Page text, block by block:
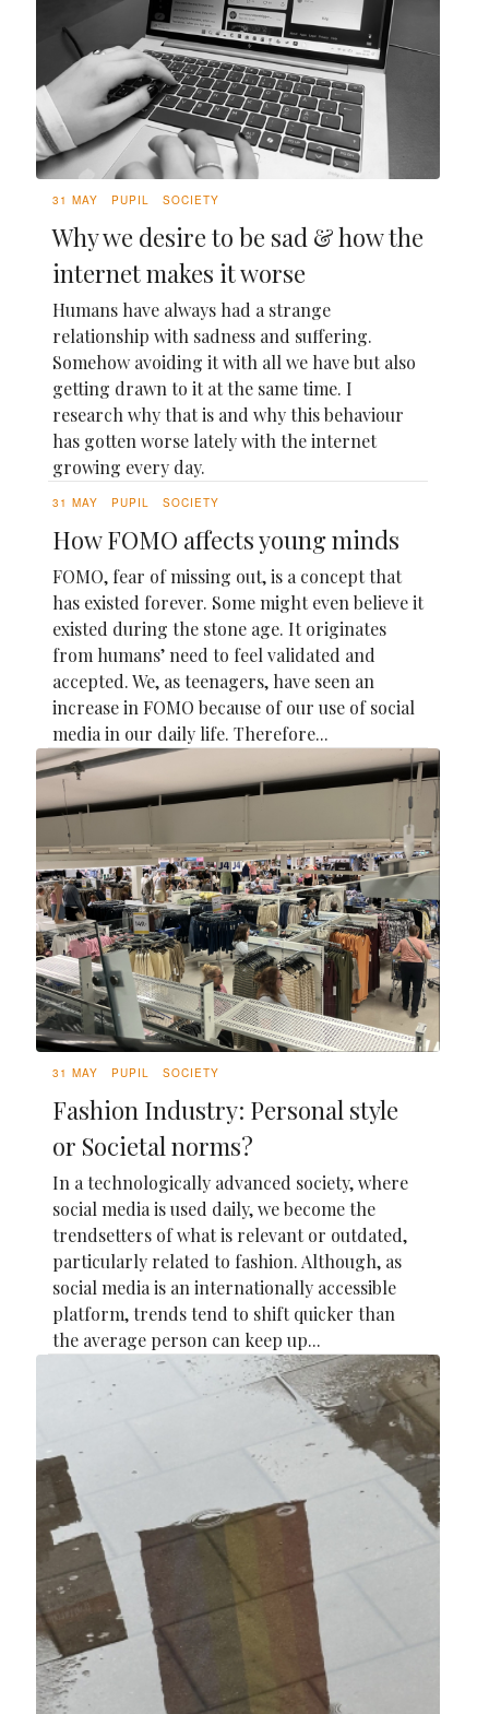
31 MAY PUPIL SOCIETY
Why we desire to be sad & how the
internet makes it worse
Humans have always had a strange
relationship with sadness and suffering.
Somehow avoiding it with all we have but also
getting drawn to it at the same time. I
research why that is and why this behaviour
has gotten worse lately with the internet
growing every day.
31 MAY PUPIL SOCIETY
How FOMO affects young minds
FOMO, fear of missing out, is a concept that
has existed forever. Some might even believe it
existed during the stone age. It originates
from humans’ need to feel validated and
accepted. We, as teenagers, have seen an
increase in FOMO because of our use of social
media in our daily life. Therefore...
31 MAY PUPIL SOCIETY
Fashion Industry: Personal style
or Societal norms?
In a technologically advanced society, where
social media is used daily, we become the
trendsetters of what is relevant or outdated,
particularly related to fashion. Although, as
social media is an internationally accessible
platform, trends tend to shift quicker than
the average person can keep up...